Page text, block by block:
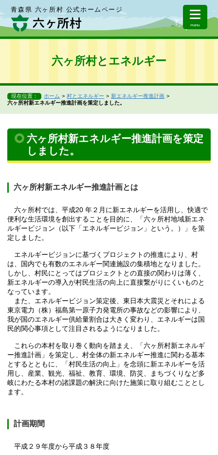
青森県 六ヶ所村 公式ホームページ
menu
六ヶ所村とエネルギー
現在位置： ホーム 村とエネルギー
新エネルギー推進計画
六ヶ所村新エネルギー推進計画を策定しました。
六ヶ所村新エネルギー推進計画を策定
しました。
六ヶ所村新エネルギー推進計画とは
六ヶ所村では、平成20 年２月に新エネルギーを活用し、快適で
便利な生活環境を創出することを目的に、「六ヶ所村地域新エネ
ルギービジョン（以下「エネルギービジョン」という。）」を策
定しました。
エネルギービジョンに基づくプロジェクトの推進により、村
は、国内でも有数のエネルギー関連施設の集積地となりました。
しかし、村民にとってはプロジェクトとの直接の関わりは薄く、
新エネルギーの導入が村民生活の向上に直接繋がりにくいものと
なっています。
また、エネルギービジョン策定後、東日本大震災とそれによる
東京電力（株）福島第一原子力発電所の事故などの影響により、
我が国のエネルギー供給量割合は大きく変わり、エネルギーは国
民的関心事項として注目されるようになりました。
これらの本村を取り巻く動向を踏まえ、「六ヶ所村新エネルギ
ー推進計画」を策定し、村全体の新エネルギー推進に関わる基本
とするとともに、「村民生活の向上」を念頭に新エネルギーを活
用し、産業、観光、福祉、教育、環境、防災、まちづくりなど多
岐にわたる本村の諸課題の解決に向けた施策に取り組むこととし
ます。
計画期間
平成２９年度から平成３８年度